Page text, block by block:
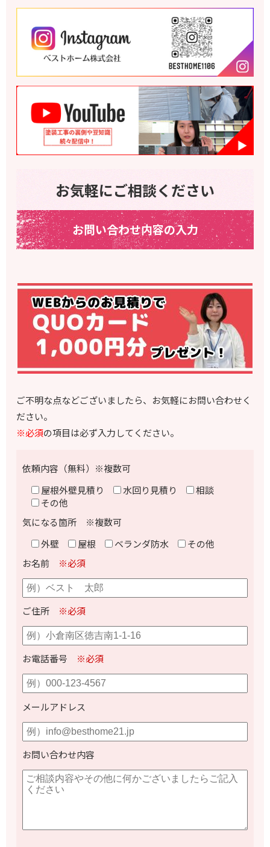
お気軽にご相談ください
お問い合わせ内容の入力
ご不明な点などございましたら、お気軽にお問い合わせく
ださい。
※必須の項目は必ず入力してください。
依頼内容（無料）※複数可
屋根外壁見積り
水回り見積り
相談
その他
気になる箇所 ※複数可
外壁
屋根 ベランダ防水
その他
お名前 ※必須
ご住所 ※必須
お電話番号 ※必須
メールアドレス
お問い合わせ内容